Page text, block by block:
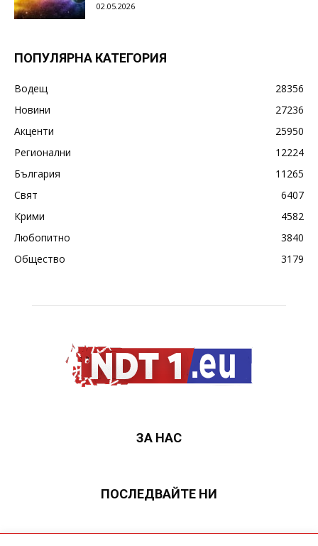
02.05.2026
ПОПУЛЯРНА КАТЕГОРИЯ
Водещ
28356
Новини
27236
Акценти
25950
Регионални
12224
България
11265
Свят
6407
Крими
4582
Любопитно
3840
Общество
3179
ЗА НАС
ПОСЛЕДВАЙТЕ НИ